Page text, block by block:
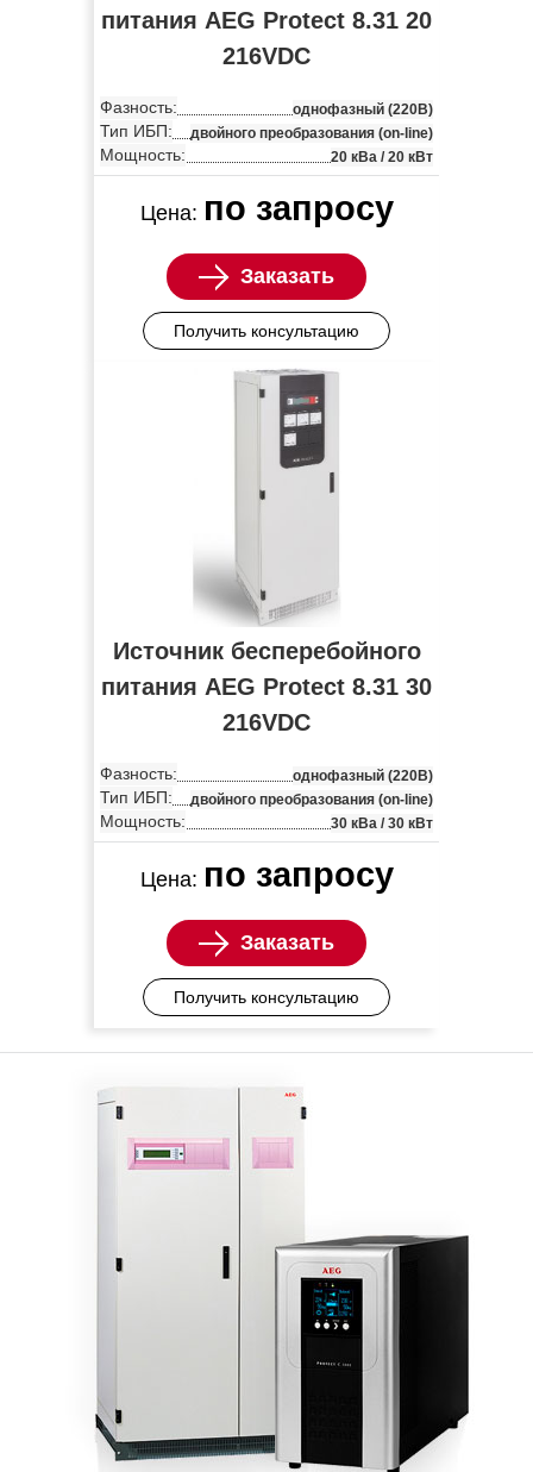
питания AEG Protect 8.31 20
216VDC
Фазность: однофазный (220В)
Тип ИБП: двойного преобразования (on-line)
Мощность: 20 кВа / 20 кВт
Цена: по запросу
Заказать
Получить консультацию
Источник бесперебойного
питания AEG Protect 8.31 30
216VDC
Фазность: однофазный (220В)
Тип ИБП: двойного преобразования (on-line)
Мощность: 30 кВа / 30 кВт
Цена: по запросу
Заказать
Получить консультацию